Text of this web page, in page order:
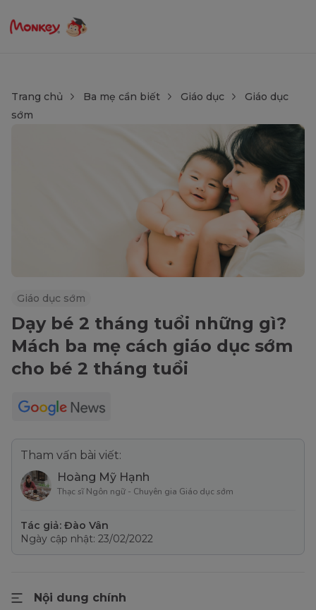
Trang chủ Ba mẹ cần biết Giáo dục
Giáo dục
sớm
Giáo dục sớm
Dạy bé 2 tháng tuổi những gì?
Mách ba mẹ cách giáo dục sớm
cho bé 2 tháng tuổi
Tham vấn bài viết:
Hoàng Mỹ Hạnh
Thạc sĩ Ngôn ngữ - Chuyên gia Giáo dục sớm
Tác giả: Đào Vân
Ngày cập nhật: 23/02/2022
Nội dung chính